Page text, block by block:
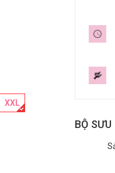
XXL
BỘ